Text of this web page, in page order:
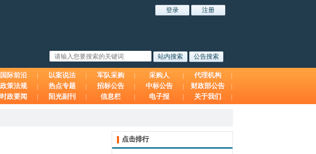
国际前沿 以案说法 军队采购 采购人
代理机构
政策法规 热点专题 招标公告 中标公告
财政部公告
时政要闻 阳光副刊 信息栏 电子报 关于我们
点击排行